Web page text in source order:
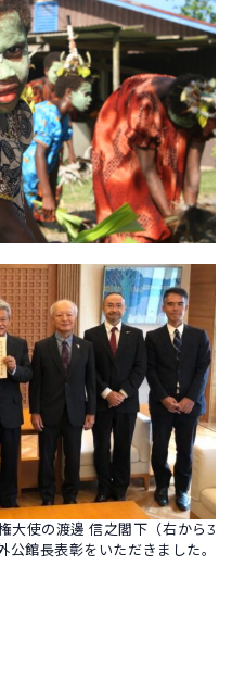
大使の渡邊 信之閣下（右から3
館長表彰をいただきました。